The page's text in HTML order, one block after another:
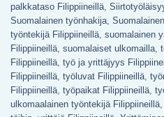
palkkataso Filippiineillä,
Suomalainen työnhakija,
työntekijä Filippiineillä, suomalainen
Filippiineillä, suomalaiset ulkomailla,
Filippiineillä, työ ja yrittäjyys
Filippiineillä, työluvat Filippiineillä,
Filippiineillä, työpaikat Filippiineillä,
ulkomaalainen työntekijä Filippiineillä,